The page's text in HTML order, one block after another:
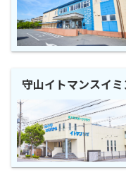
守山イトマンスイ